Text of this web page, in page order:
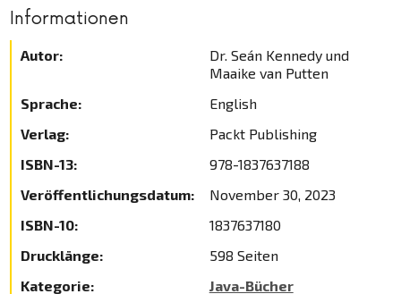
Informationen
Autor:
Dr. Seán Kennedy und
Maaike van Putten
Sprache:
English
Verlag:
Packt Publishing
ISBN-13:
978-1837637188
Veröffentlichungsdatum:
November 30, 2023
ISBN-10:
1837637180
Drucklänge:
598 Seiten
Kategorie:
Java-Bücher